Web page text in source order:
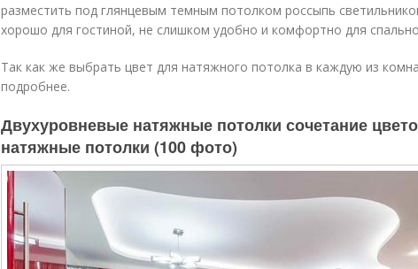
разместить под глянцевым темным потолком россыпь
хорошо для гостиной, не слишком удобно и комфортно для
Так как же выбрать цвет для натяжного потолка в каждую из
подробнее.
Двухуровневые натяжные потолки сочетание
натяжные потолки (100 фото)